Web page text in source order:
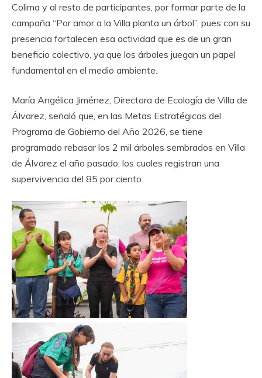
Colima y al resto de participantes, por formar parte de la
campaña “Por amor a la Villa planta un árbol”, pues con su
presencia fortalecen esa actividad que es de un gran
beneficio colectivo, ya que los árboles juegan un papel
fundamental en el medio ambiente.
‎María Angélica Jiménez, Directora de Ecología de Villa de
Álvarez, señaló que, en las Metas Estratégicas del
Programa de Gobierno del Año 2026, se tiene
programado rebasar los 2 mil árboles sembrados en Villa
de Álvarez el año pasado, los cuales registran una
supervivencia del 85 por ciento. ‎